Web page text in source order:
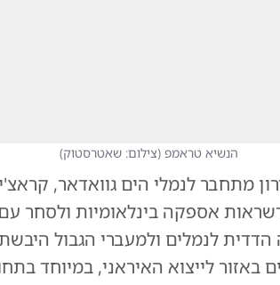
הנשיא טראמפ (צילום: שאטרסטוק)
מתחבר לנמלי הים גוואדאר,
אספקה בינלאומיות ולסחר עם
הדדית לנמלים ולמעברי הגבול
באזור לייצוא האיראני, במיוחד